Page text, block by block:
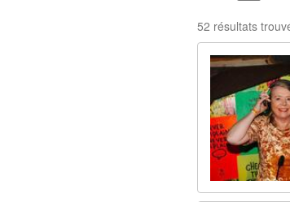
52 résultats